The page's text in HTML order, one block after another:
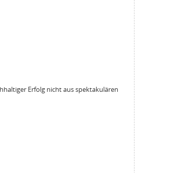
Erfolg nicht aus spektakulären